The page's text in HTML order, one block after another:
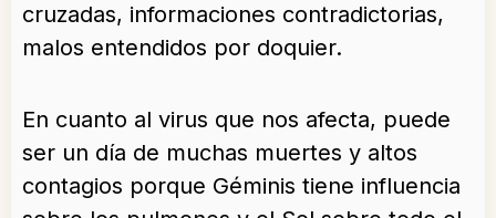
cruzadas, informaciones contradictorias,
malos entendidos por doquier.
En cuanto al virus que nos afecta, puede
ser un día de muchas muertes y altos
contagios porque Géminis tiene influencia